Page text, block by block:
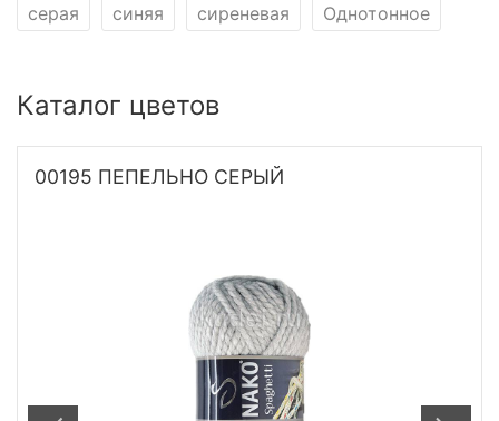
серая синяя сиреневая Однотонное
Каталог цветов
00195 ПЕПЕЛЬНО СЕРЫЙ